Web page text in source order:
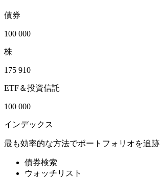
債券
100 000
株
175 910
ETF＆投資信託
100 000
インデックス
最も効率的な方法でポートフォリオを追跡
債券検索
ウォッチリスト